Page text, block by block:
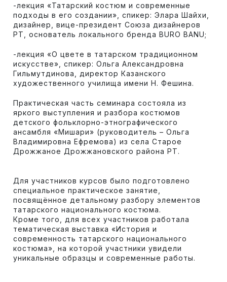
-лекция «Татарский костюм и современные
подходы в его создании», спикер: Элара Шайхи,
дизайнер, вице-президент Союза дизайнеров
РТ, основатель локального бренда BURO BANU;
-лекция «О цвете в татарском традиционном
искусстве», спикер: Ольга Александровна
Гильмутдинова, директор Казанского
художественного училища имени Н. Фешина.
Практическая часть семинара состояла из
яркого выступления и разбора костюмов
детского фольклорно-этнографического
ансамбля «Мишари» (руководитель – Ольга
Владимировна Ефремова) из села Старое
Дрожжаное Дрожжановского района РТ.
Для участников курсов было подготовлено
специальное практическое занятие,
посвящённое детальному разбору элементов
татарского национального костюма.
Кроме того, для всех участников работала
тематическая выставка «История и
современность татарского национального
костюма», на которой участники увидели
уникальные образцы и современные работы.